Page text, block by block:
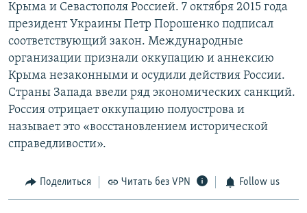
Крыма и Севастополя Россией. 7 октября 2015 года
президент Украины Петр Порошенко подписал
соответствующий закон. Международные
организации признали оккупацию и аннексию
Крыма незаконными и осудили действия России.
Страны Запада ввели ряд экономических санкций.
Россия отрицает оккупацию полуострова и
называет это «восстановлением исторической
справедливости».
Поделиться Читать без VPN Follow us